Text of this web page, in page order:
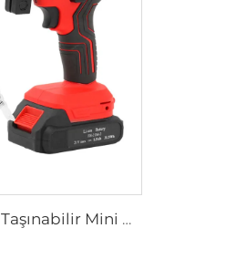
Lityum Pil Yüksek Sanayi Taşınabilir Mini Çok Satan Kablosuz Çivi Tabancası İnşaat İnşaatı İçin Çivi Tabancası